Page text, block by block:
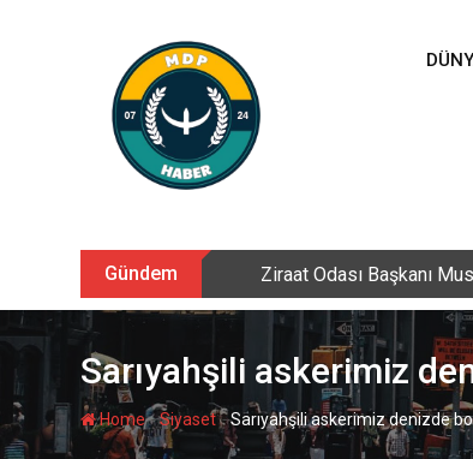
Gündem Sarıkamış’ta hanımlara
Sarıyahşili askerimiz
Home-Siyaset-Sarıyahşili askerimiz denizde